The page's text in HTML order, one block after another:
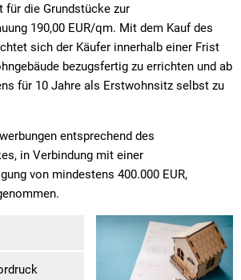
für die Grundstücke zur
190,00 EUR/qm. Mit dem Kauf des
sich der Käufer innerhalb einer Frist
bezugsfertig zu errichten und ab
für 10 Jahre als Erstwohnsitz selbst zu
entsprechend des
in Verbindung mit einer
von mindestens 400.000 EUR,